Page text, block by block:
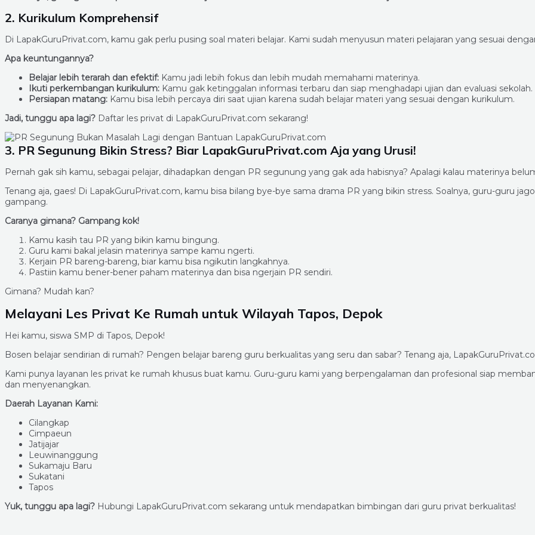
2. Kurikulum Komprehensif
Di LapakGuruPrivat.com, kamu gak perlu pusing soal materi belajar. Kami sudah menyusun materi pelajaran yang sesuai
Apa keuntungannya?
Belajar lebih terarah dan efektif: Kamu jadi lebih fokus dan lebih mudah memahami materinya.
Ikuti perkembangan kurikulum: Kamu gak ketinggalan informasi terbaru dan siap menghadapi ujian dan evaluasi sekolah.
Persiapan matang: Kamu bisa lebih percaya diri saat ujian karena sudah belajar materi yang sesuai dengan kurikulum.
Jadi, tunggu apa lagi? Daftar les privat di LapakGuruPrivat.com sekarang!
3. PR Segunung Bikin Stress? Biar LapakGuruPrivat.com Aja yang Urusi!
Pernah gak sih kamu, sebagai pelajar, dihadapkan dengan PR segunung yang gak ada habisnya? Apalagi kalau materinya
Tenang aja, gaes! Di LapakGuruPrivat.com, kamu bisa bilang bye-bye sama drama PR yang bikin stress. Soalnya, guru-guru
gampang.
Caranya gimana? Gampang kok!
Kamu kasih tau PR yang bikin kamu bingung.
Guru kami bakal jelasin materinya sampe kamu ngerti.
Kerjain PR bareng-bareng, biar kamu bisa ngikutin langkahnya.
Pastiin kamu bener-bener paham materinya dan bisa ngerjain PR sendiri.
Gimana? Mudah kan?
Melayani Les Privat Ke Rumah untuk Wilayah Tapos, Depok
Hei kamu, siswa SMP di Tapos, Depok!
Bosen belajar sendirian di rumah? Pengen belajar bareng guru berkualitas yang seru dan sabar? Tenang aja,
Kami punya layanan les privat ke rumah khusus buat kamu. Guru-guru kami yang berpengalaman dan profesional siap
dan menyenangkan.
Daerah Layanan Kami:
Cilangkap
Cimpaeun
Jatijajar
Leuwinanggung
Sukamaju Baru
Sukatani
Tapos
Yuk, tunggu apa lagi? Hubungi LapakGuruPrivat.com sekarang untuk mendapatkan bimbingan dari guru privat berkualitas!